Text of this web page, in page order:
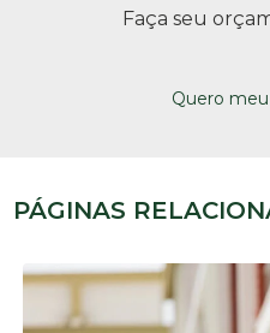
Faça seu
Quero
PÁGINAS